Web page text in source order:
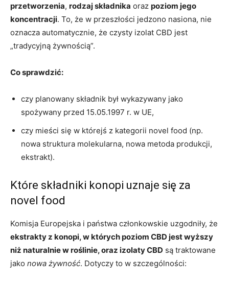
przetworzenia, rodzaj składnika oraz poziom jego
koncentracji. To, że w przeszłości jedzono nasiona, nie
oznacza automatycznie, że czysty izolat CBD jest
„tradycyjną żywnością”.
Co sprawdzić:
czy planowany składnik był wykazywany jako
spożywany przed 15.05.1997 r. w UE,
czy mieści się w którejś z kategorii novel food (np.
nowa struktura molekularna, nowa metoda produkcji,
ekstrakt).
Które składniki konopi uznaje się za
novel food
Komisja Europejska i państwa członkowskie uzgodniły, że
ekstrakty z konopi, w których poziom CBD jest wyższy
niż naturalnie w roślinie, oraz izolaty CBD są traktowane
jako nowa żywność. Dotyczy to w szczególności: